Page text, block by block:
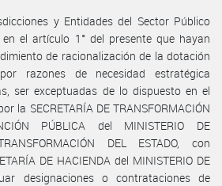
y Entidades del Sector Público
el artículo 1° del presente que hayan
de racionalización de la dotación
razones de necesidad estratégica
ser exceptuadas de lo dispuesto en el
la SECRETARÍA DE TRANSFORMACIÓN
PÚBLICA del MINISTERIO DE
DEL ESTADO, con
DE HACIENDA del MINISTERIO DE
designaciones o contrataciones de